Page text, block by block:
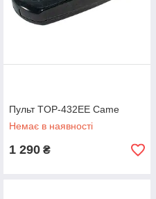
Пульт TOP-432EE Came
Немає в наявності
1 290 ₴